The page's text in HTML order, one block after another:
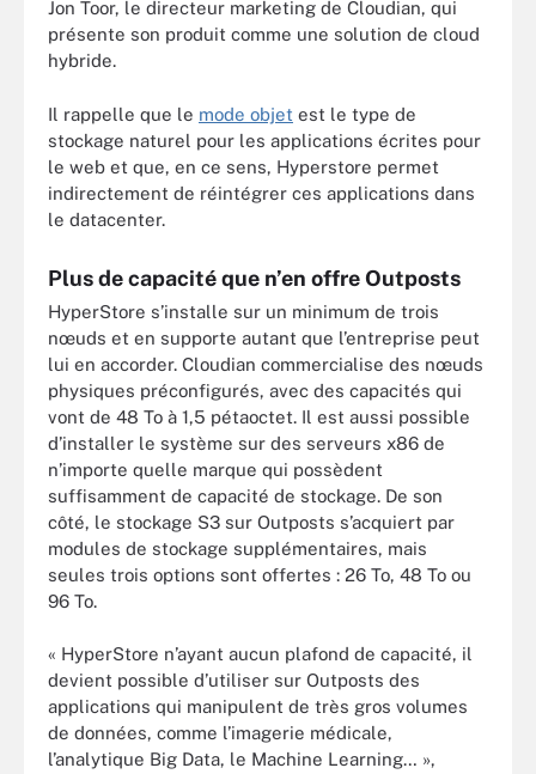
Jon Toor, le directeur marketing de Cloudian, qui
présente son produit comme une solution de cloud
hybride.
Il rappelle que le mode objet est le type de
stockage naturel pour les applications écrites pour
le web et que, en ce sens, Hyperstore permet
indirectement de réintégrer ces applications dans
le datacenter.
Plus de capacité que n’en offre Outposts
HyperStore s’installe sur un minimum de trois
nœuds et en supporte autant que l’entreprise peut
lui en accorder. Cloudian commercialise des nœuds
physiques préconfigurés, avec des capacités qui
vont de 48 To à 1,5 pétaoctet. Il est aussi possible
d’installer le système sur des serveurs x86 de
n’importe quelle marque qui possèdent
suffisamment de capacité de stockage. De son
côté, le stockage S3 sur Outposts s’acquiert par
modules de stockage supplémentaires, mais
seules trois options sont offertes : 26 To, 48 To ou
96 To.
« HyperStore n’ayant aucun plafond de capacité, il
devient possible d’utiliser sur Outposts des
applications qui manipulent de très gros volumes
de données, comme l’imagerie médicale,
l’analytique Big Data, le Machine Learning… »,